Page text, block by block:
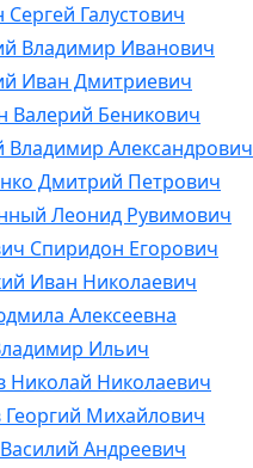
Сергей Галустович
Владимир Иванович
Иван Дмитриевич
Валерий Беникович
Владимир Александрович
Дмитрий Петрович
Леонид Рувимович
Спиридон Егорович
Иван Николаевич
Алексеевна
Ильич
Николай Николаевич
Михайлович
Андреевич